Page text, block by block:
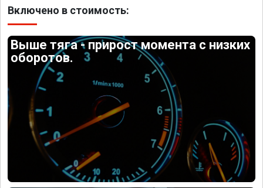
Включено в стоимость:
Выше тяга - прирост момента с низких
оборотов.